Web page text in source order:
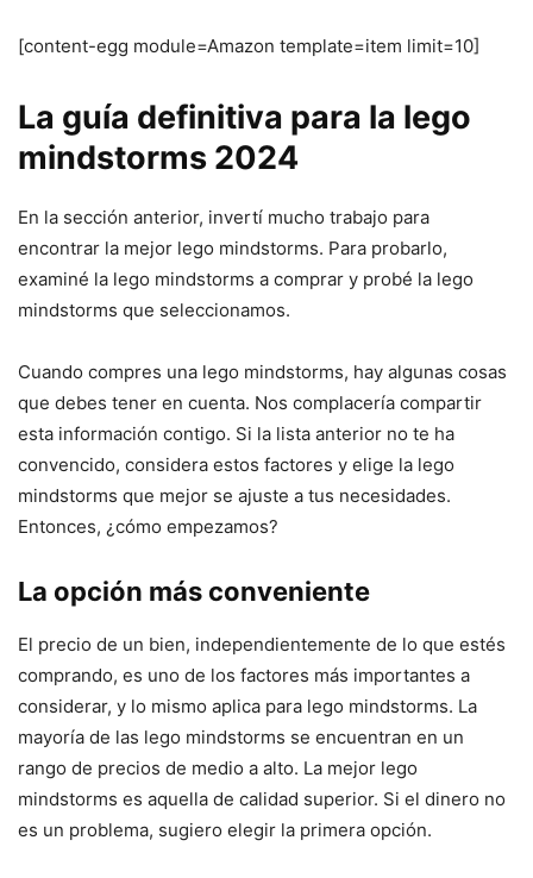
[content-egg module=Amazon template=item limit=10]
La guía definitiva para la lego
mindstorms 2024
En la sección anterior, invertí mucho trabajo para
encontrar la mejor lego mindstorms. Para probarlo,
examiné la lego mindstorms a comprar y probé la lego
mindstorms que seleccionamos.
Cuando compres una lego mindstorms, hay algunas cosas
que debes tener en cuenta. Nos complacería compartir
esta información contigo. Si la lista anterior no te ha
convencido, considera estos factores y elige la lego
mindstorms que mejor se ajuste a tus necesidades.
Entonces, ¿cómo empezamos?
La opción más conveniente
El precio de un bien, independientemente de lo que estés
comprando, es uno de los factores más importantes a
considerar, y lo mismo aplica para lego mindstorms. La
mayoría de las lego mindstorms se encuentran en un
rango de precios de medio a alto. La mejor lego
mindstorms es aquella de calidad superior. Si el dinero no
es un problema, sugiero elegir la primera opción.